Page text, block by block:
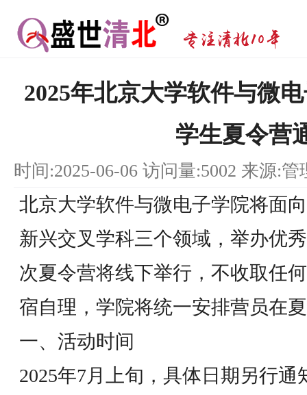
2025年北京大学软件与微
学生夏令营
时间:2025-06-06 访问量:5002 来源:管
北京大学软件与微电子学院将面
新兴交叉学科三个领域，举办优
次夏令营将线下举行，不收取任
宿自理，学院将统一安排营员在
一、活动时间
2025年7月上旬，具体日期另行通